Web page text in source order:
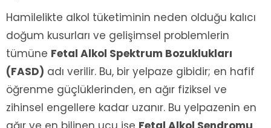
Hamilelikte alkol tüketiminin neden olduğu kalıcı
doğum kusurları ve gelişimsel problemlerin
tümüne Fetal Alkol Spektrum Bozuklukları
(FASD) adı verilir. Bu, bir yelpaze gibidir; en hafif
öğrenme güçlüklerinden, en ağır fiziksel ve
zihinsel engellere kadar uzanır. Bu yelpazenin en